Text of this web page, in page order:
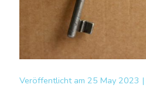
Veröffentlicht am 25 May 2023 |